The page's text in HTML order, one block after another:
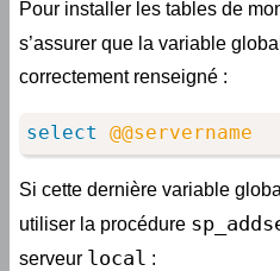
Pour installer les tables de
s’assurer que la variable
correctement renseigné :
select @@servername
Si cette dernière variable
utiliser la procédure
serveur local :